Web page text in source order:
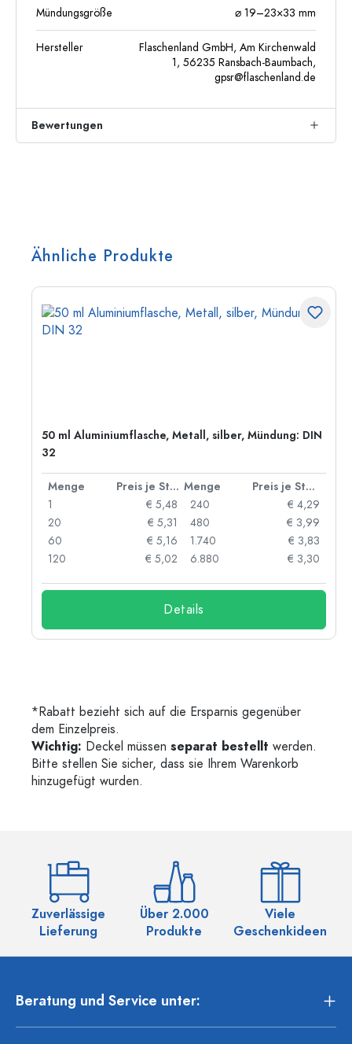
Mündungsgröße ⌀ 19–23×33 mm
Hersteller
Flaschenland GmbH, Am Kirchenwald
1, 56235 Ransbach-Baumbach,
gpsr@flaschenland.de
Bewertungen
Ähnliche Produkte
50 ml Aluminiumflasche, Metall, silber, Mündung: DIN
32
Menge Preis je Stück Menge
Preis je Stück
1
€ 5,48
20
€ 5,31
60
€ 5,16
120
€ 5,02
240
€ 4,29
480
€ 3,99
1.740
€ 3,83
6.880
€ 3,30
Details
*Rabatt bezieht sich auf die Ersparnis gegenüber
dem Einzelpreis.
Wichtig: Deckel müssen separat bestellt werden.
Bitte stellen Sie sicher, dass sie Ihrem Warenkorb
hinzugefügt wurden.
Zuverlässige
Lieferung
Über 2.000
Produkte
Viele
Geschenkideen
Beratung und Service unter: